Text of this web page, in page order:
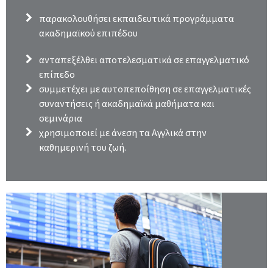
παρακολουθήσει εκπαιδευτικά προγράμματα
ακαδημαϊκού επιπέδου
ανταπεξέλθει αποτελεσματικά σε επαγγελματικό
επίπεδο
συμμετέχει με αυτοπεποίθηση σε επαγγελματικές
συναντήσεις ή ακαδημαϊκά μαθήματα και
σεμινάρια
χρησιμοποιεί με άνεση τα Αγγλικά στην
καθημερινή του ζωή.